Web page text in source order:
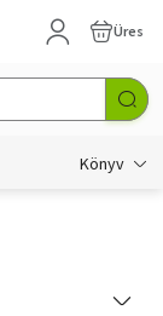
Üres
Könyv